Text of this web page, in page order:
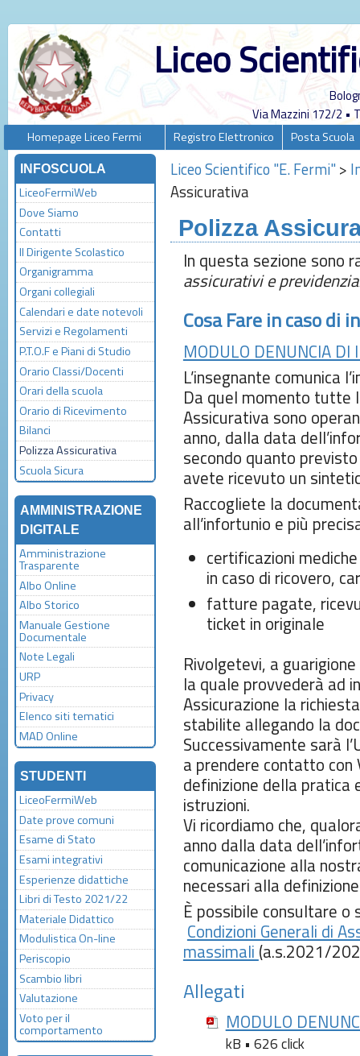
Liceo
Via Mazzini 172/2 •
Homepage Liceo Fermi Registro Elettronico Posta Scuola
INFOSCUOLA
LiceoFermiWeb
Dove Siamo
Contatti
Il Dirigente Scolastico
Organigramma
Organi collegiali
Calendari e date notevoli
Servizi e Regolamenti
P.T.O.F e Piani di Studio
Orario Classi/Docenti
Orari della scuola
Orario di Ricevimento
Bilanci
Polizza Assicurativa
Scuola Sicura
AMMINISTRAZIONE
DIGITALE
Amministrazione
Trasparente
Albo Online
Albo Storico
Manuale Gestione
Documentale
Note Legali
URP
Privacy
Elenco siti tematici
MAD Online
STUDENTI
LiceoFermiWeb
Date prove comuni
Esame di Stato
Esami integrativi
Esperienze didattiche
Libri di Testo 2021/22
Materiale Didattico
Modulistica On-line
Periscopio
Scambio libri
Valutazione
Voto per il
comportamento
Liceo Scientifico "E. Fermi" >
Assicurativa
Polizza
In questa sezione sono
assicurativi e
Cosa Fare in caso di
MODULO DENUNCIA
L’insegnante comunica
Da quel momento tutte
Assicurativa sono
anno, dalla data
secondo quanto
avete ricevuto un
Raccogliete la
all’infortunio e più
certificazioni
in caso di ricovero,
fatture pagate,
ticket in originale
Rivolgetevi, a
la quale provvederà ad
Assicurazione la
stabilite allegando la
Successivamente sarà
a prendere contatto con
definizione della
istruzioni.
Vi ricordiamo che,
anno dalla data
comunicazione alla
necessari alla
È possibile consultare o
Condizioni Generali di
massimali (a.s.2021/
Allegati
MODULO
kB • 626 click